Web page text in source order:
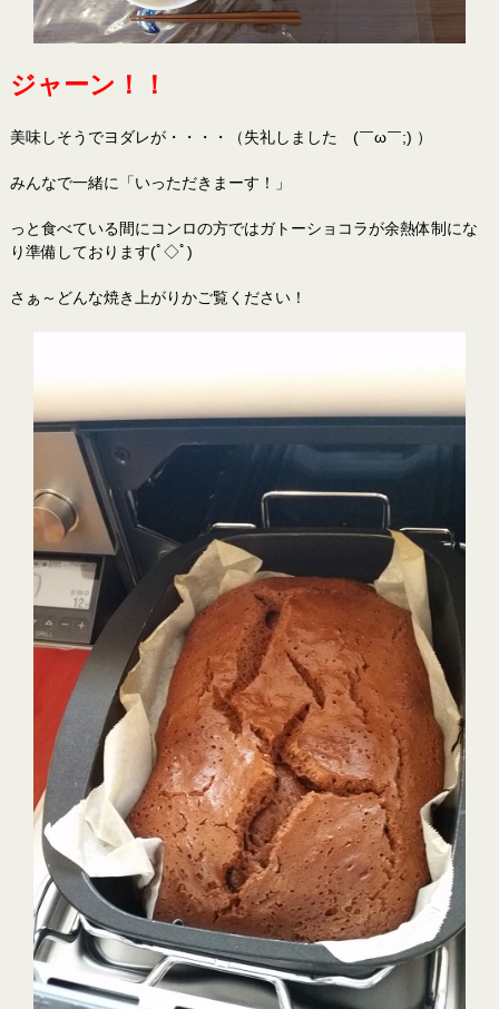
ジャーン！！
美味しそうでヨダレが・・・・（失礼しました (￣ω￣;) ）
みんなで一緒に「いっただきまーす！」
っと食べている間にコンロの方ではガトーショコラが余熱体制にな
り準備しております(ﾟ◇ﾟ)ゞ
さぁ～どんな焼き上がりかご覧ください！